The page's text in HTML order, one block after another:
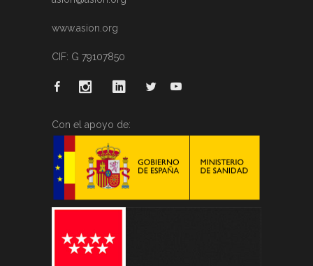
www.asion.org
CIF: G 79107850
Con el apoyo de: